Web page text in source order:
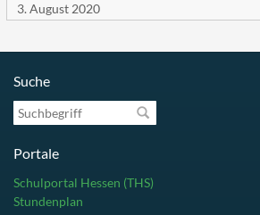
3. August 2020
Suche
Suchbegriff
Portale
Schulportal Hessen (THS)
Stundenplan